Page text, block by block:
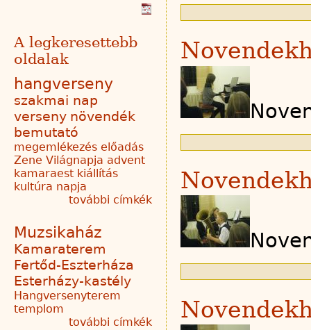
A legkeresettebb
oldalak
hangverseny
szakmai nap
verseny növendék
bemutató
megemlékezés előadás
Zene Világnapja advent
kamaraest kiállítás
kultúra napja
további címkék
Muzsikaház
Kamaraterem
Fertőd-Eszterháza
Esterházy-kastély
Hangversenyterem
templom
további címkék